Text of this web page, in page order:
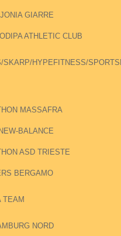
GIARRE
ATHLETIC CLUB
SKARP/HYPEFITNESS/
MASSAFRA
BALANCE
ASD TRIESTE
BERGAMO
TEAM
NORD